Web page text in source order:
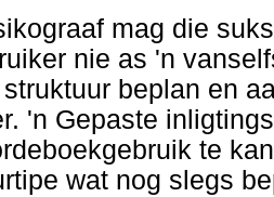
mag die
nie as 'n
beplan en
'n Gepaste
te
wat nog slegs